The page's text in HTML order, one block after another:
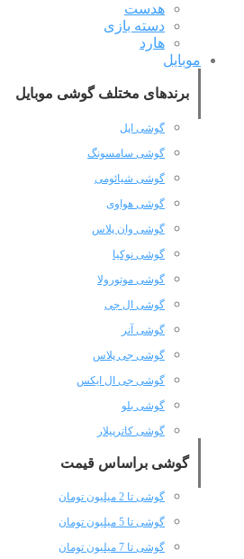
هدست
دسته بازی
هارد
موبایل
برندهای مختلف گوشی موبایل
گوشی اپل
گوشی سامسونگ
گوشی شیائومی
گوشی هواوی
گوشی وان پلاس
گوشی نوکیا
گوشی موتورولا
گوشی ال جی
گوشی آنر
گوشی جی پلاس
گوشی جی ال ایکس
گوشی بلو
گوشی کاترپیلار
گوشی براساس قیمت
گوشی تا 2 میلیون تومان
گوشی تا 5 میلیون تومان
گوشی تا 7 میلیون تومان